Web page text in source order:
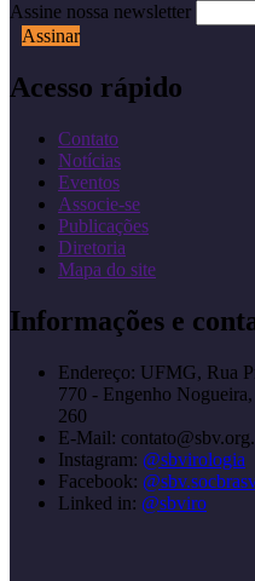
Assine nossa newsletter
Assinar
Acesso rápido
Contato
Notícias
Eventos
Associe-se
Publicações
Diretoria
Mapa do site
Informações e
Endereço: UFMG, Rua
770 - Engenho
260
E-Mail:
Instagram: @sbvirologia
Facebook:
Linked in: @sbviro